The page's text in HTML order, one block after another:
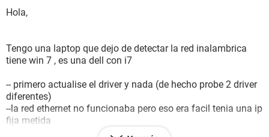
Hola,
Tengo una laptop que dejo de detectar la red inalambrica
tiene win 7 , es una dell con i7
-- primero actualise el driver y nada (de hecho probe 2 driver
diferentes)
--la red ethernet no funcionaba pero eso era facil tenia una ip
fija metida
--el router esta bien porque hay otra laptop pegadas